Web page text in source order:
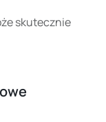
skutecznie